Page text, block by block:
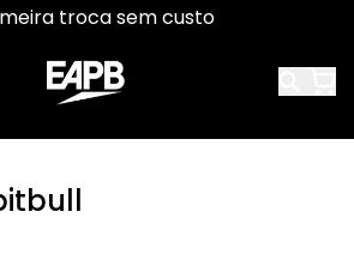
troca sem custo